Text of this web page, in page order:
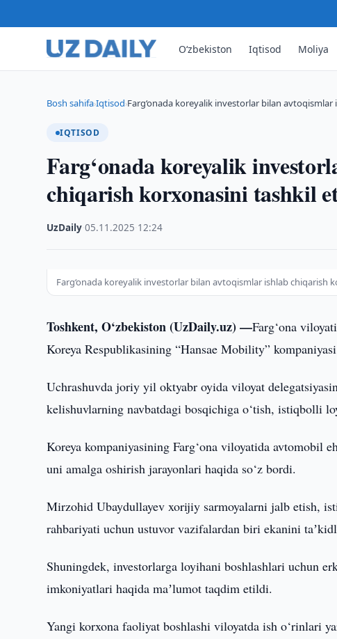
O‘zbekiston Iqtisod Moliya
Bosh sahifa›Iqtisod›Farg‘onada koreyalik investorlar bilan
IQTISOD
Farg‘onada koreyalik
chiqarish korxonasini tashkil
UzDaily ·05.11.2025 12:24
Farg‘onada koreyalik investorlar bilan avtoqismlar ishlab
Toshkent, O‘zbekiston (UzDaily.uz) —Farg‘ona
Koreya Respublikasining “Hansae Mobility”
Uchrashuvda joriy yil oktyabr oyida viloyat
kelishuvlarning navbatdagi bosqichiga o‘tish, istiqbolli
Koreya kompaniyasining Farg‘ona viloyatida
uni amalga oshirish jarayonlari haqida so‘z bordi.
Mirzohid Ubaydullayev xorijiy sarmoyalarni jalb etish,
rahbariyati uchun ustuvor vazifalardan biri ekanini
Shuningdek, investorlarga loyihani boshlashlari uchun
imkoniyatlari haqida maʼlumot taqdim etildi.
Yangi korxona faoliyat boshlashi viloyatda ish o‘rinlari